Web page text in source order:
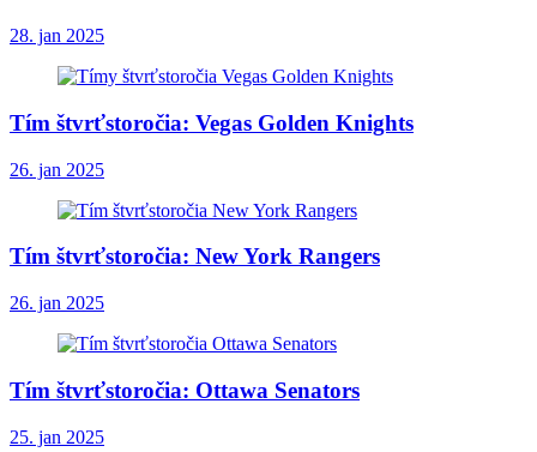
28. jan 2025
Tím štvrťstoročia: Vegas Golden Knights
26. jan 2025
Tím štvrťstoročia: New York Rangers
26. jan 2025
Tím štvrťstoročia: Ottawa Senators
25. jan 2025